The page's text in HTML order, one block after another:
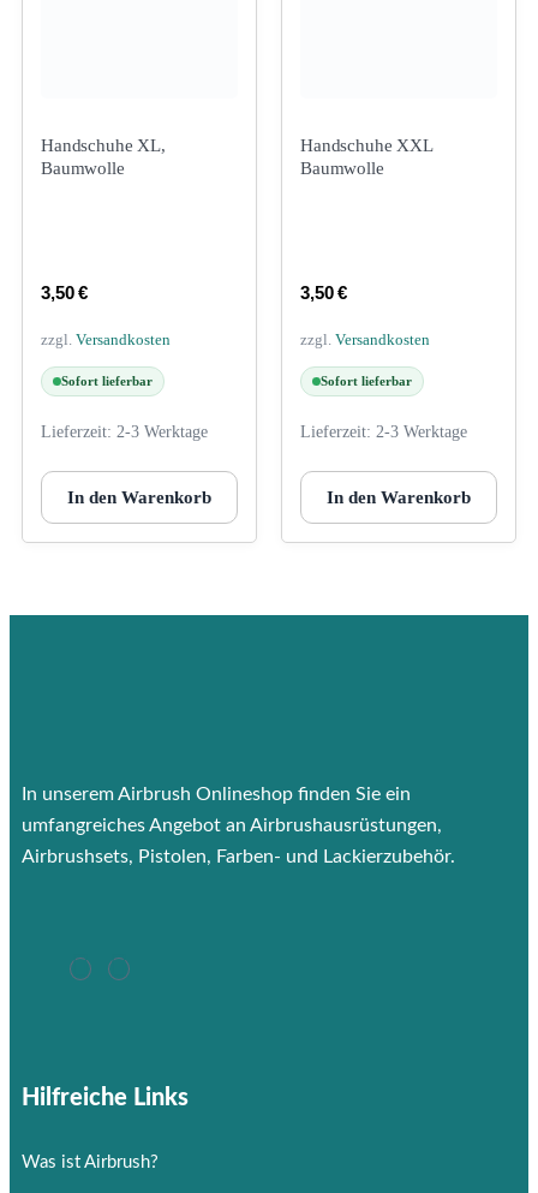
Handschuhe XL,
Baumwolle
3,50€
zzgl. Versandkosten
Sofort lieferbar
Lieferzeit: 2-3 Werktage
In den Warenkorb
Handschuhe XXL
Baumwolle
3,50€
zzgl. Versandkosten
Sofort lieferbar
Lieferzeit: 2-3 Werktage
In den Warenkorb
In unserem Airbrush Onlineshop finden Sie ein
umfangreiches Angebot an Airbrushausrüstungen,
Airbrushsets, Pistolen, Farben- und Lackierzubehör.
Hilfreiche Links
Was ist Airbrush?